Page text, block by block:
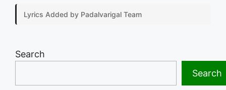
Lyrics Added by Padalvarigal Team
Search
Search